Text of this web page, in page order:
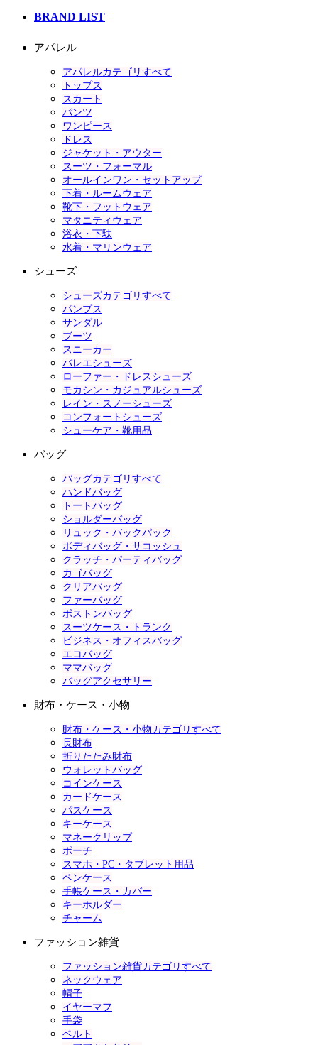
BRAND LIST
アパレル
アパレルカテゴリすべて
トップス
スカート
パンツ
ワンピース
ドレス
ジャケット・アウター
スーツ・フォーマル
オールインワン・セットアップ
下着・ルームウェア
靴下・フットウェア
マタニティウェア
浴衣・下駄
水着・マリンウェア
シューズ
シューズカテゴリすべて
パンプス
サンダル
ブーツ
スニーカー
バレエシューズ
ローファー・ドレスシューズ
モカシン・カジュアルシューズ
レイン・スノーシューズ
コンフォートシューズ
シューケア・靴用品
バッグ
バッグカテゴリすべて
ハンドバッグ
トートバッグ
ショルダーバッグ
リュック・バックパック
ボディバッグ・サコッシュ
クラッチ・パーティバッグ
カゴバッグ
クリアバッグ
ファーバッグ
ボストンバッグ
スーツケース・トランク
ビジネス・オフィスバッグ
エコバッグ
ママバッグ
バッグアクセサリー
財布・ケース・小物
財布・ケース・小物カテゴリすべて
長財布
折りたたみ財布
ウォレットバッグ
コインケース
カードケース
パスケース
キーケース
マネークリップ
ポーチ
スマホ・PC・タブレット用品
ペンケース
手帳ケース・カバー
キーホルダー
チャーム
ファッション雑貨
ファッション雑貨カテゴリすべて
ネックウェア
帽子
イヤーマフ
手袋
ベルト